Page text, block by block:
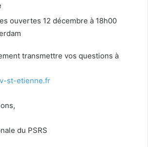
ouvertes 12 décembre à 18h00
transmettre vos questions à
st-etienne.fr
du PSRS